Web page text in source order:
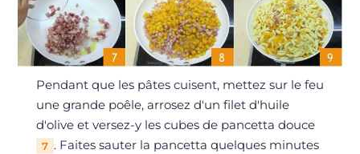
Pendant que les pâtes cuisent, mettez sur le feu
une grande poêle, arrosez d'un filet d'huile
d'olive et versez-y les cubes de pancetta douce
7 . Faites sauter la pancetta quelques minutes